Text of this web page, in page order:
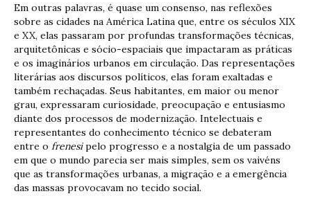
Em outras palavras, é quase um consenso, nas reflexões
sobre as cidades na América Latina que, entre os séculos XIX
e XX, elas passaram por profundas transformações técnicas,
arquitetônicas e sócio-espaciais que impactaram as práticas
e os imaginários urbanos em circulação. Das representações
literárias aos discursos políticos, elas foram exaltadas e
também rechaçadas. Seus habitantes, em maior ou menor
grau, expressaram curiosidade, preocupação e entusiasmo
diante dos processos de modernização. Intelectuais e
representantes do conhecimento técnico se debateram
entre o frenesipelo progresso e a nostalgia de um passado
em que o mundo parecia ser mais simples, sem os vaivéns
que as transformações urbanas, a migração e a emergência
das massas provocavam no tecido social.